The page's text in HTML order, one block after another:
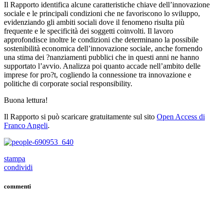
Il Rapporto identifica alcune caratteristiche chiave dell’innovazione
sociale e le principali condizioni che ne favoriscono lo sviluppo,
evidenziando gli ambiti sociali dove il fenomeno risulta più
frequente e le specificità dei soggetti coinvolti. Il lavoro
approfondisce inoltre le condizioni che determinano la possibile
sostenibilità economica dell’innovazione sociale, anche fornendo
una stima dei ?nanziamenti pubblici che in questi anni ne hanno
supportato l’avvio. Analizza poi quanto accade nell’ambito delle
imprese for pro?t, cogliendo la connessione tra innovazione e
politiche di corporate social responsibility.
Buona lettura!
Il Rapporto si può scaricare gratuitamente sul sito Open Access di
Franco Angeli.
stampa
condividi
commenti